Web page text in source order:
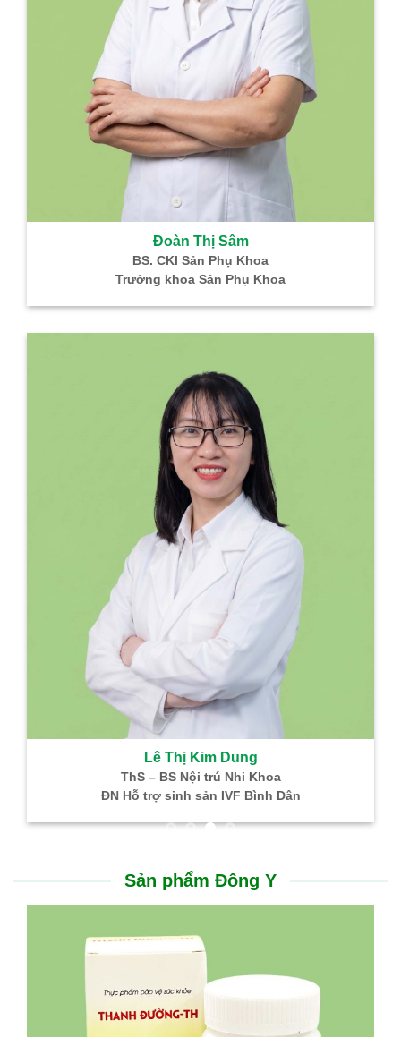
Đoàn Thị Sâm
BS. CKI Sản Phụ Khoa
Trưởng khoa Sản Phụ Khoa
Lê Thị Kim Dung
ThS – BS Nội trú Nhi Khoa
ĐN Hỗ trợ sinh sản IVF Bình Dân
Sản phẩm Đông Y